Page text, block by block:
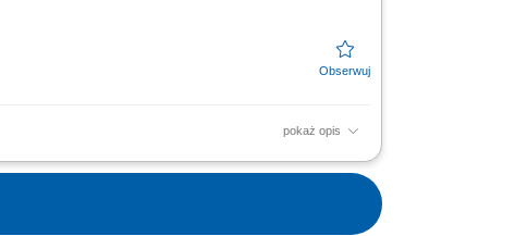
pokaż opis
(MEP). Planowanie oraz koordynowanie